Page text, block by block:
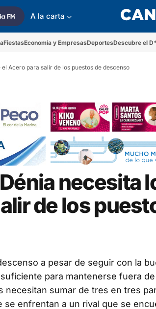
A la carta
FiestasEconomía y EmpresasDeportesDescubre el
Acero para salir de los puestos de descenso
necesita
de los
a pesar de seguir con la
para mantenerse fuera
necesitan sumar de tres en tres
se enfrentan a un rival que se